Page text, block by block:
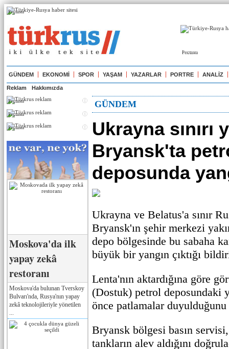
Реклама
Реклама
GÜNDEM EKONOMİ SPOR YAŞAM YAZARLAR PORTRE ANALİZ
Reklam Hakkımızda
Реклама
Реклама
Реклама
Moskova'da ilk
yapay zekâ
restoranı
Moskova'da bulunan Tverskoy
Bulvarı'nda, Rusya'nın yapay
zekâ teknolojileriyle yönetilen
GÜNDEM
Ukrayna sınırı
Bryansk'ta
deposunda
Ukrayna ve Belatus'a sınır
Bryansk'ın şehir merkezi
depo bölgesinde bu sabaha
büyük bir yangın çıktığı
Lenta'nın aktardığına göre
(Dostuk) petrol deposundaki
önce patlamalar
Bryansk bölgesi basın
tankların alev aldığını